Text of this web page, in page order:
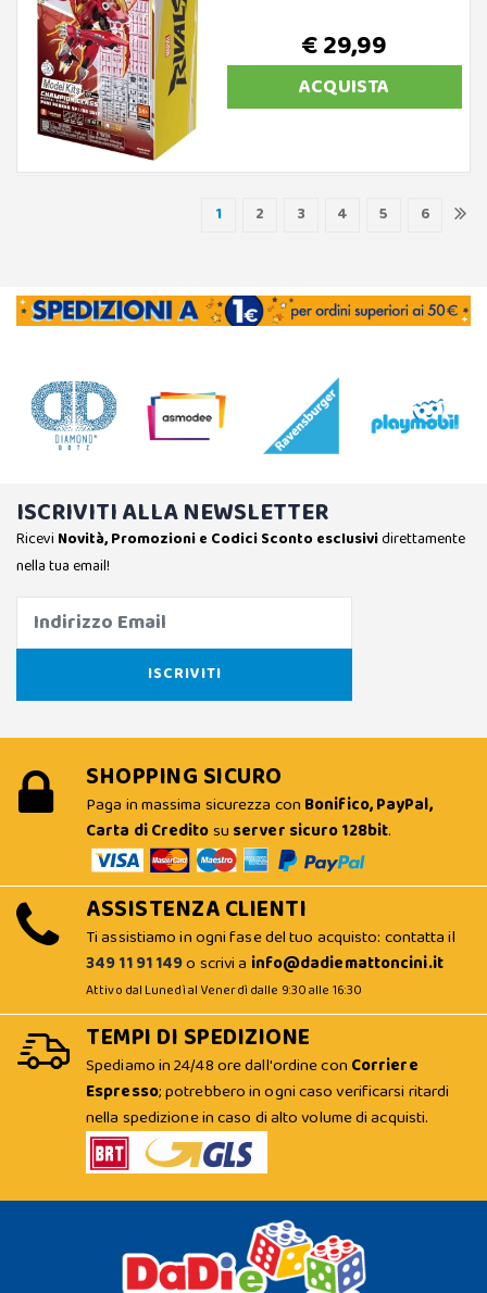
€ 29,99
ACQUISTA
1 2 3 4 5 6
ISCRIVITI ALLA NEWSLETTER
Ricevi Novità, Promozioni e Codici Sconto esclusividirettamente
nella tua email!
SHOPPING SICURO
Paga in massima sicurezza con Bonifico, PayPal,
Carta di Creditosu server sicuro 128bit.
ASSISTENZA CLIENTI
Ti assistiamo in ogni fase del tuo acquisto: contatta il
349 11 91 149o scrivi a info@dadiemattoncini.it
Attivo dal Lunedì al Venerdì dalle 9:30 alle 16:30
TEMPI DI SPEDIZIONE
Spediamo in 24/48 ore dall'ordine con Corriere
Espresso; potrebbero in ogni caso verificarsi ritardi
nella spedizione in caso di alto volume di acquisti.